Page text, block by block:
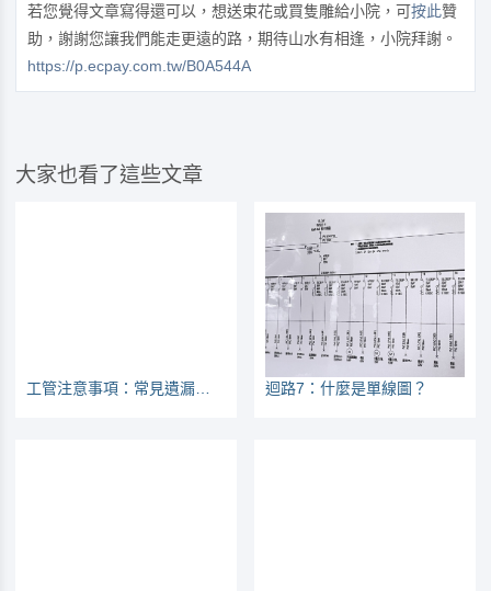
若您覺得文章寫得還可以，想送束花或買隻雕給小院，可按此贊
助，謝謝您讓我們能走更遠的路，期待山水有相逢，小院拜謝。
https://p.ecpay.com.tw/B0A544A
大家也看了這些文章
迴路7：什麼是單線圖？